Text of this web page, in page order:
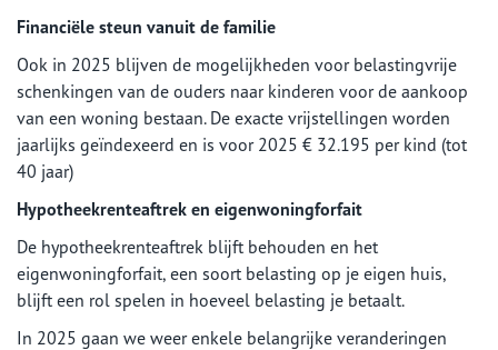
Financiële steun vanuit de familie
Ook in 2025 blijven de mogelijkheden voor belastingvrije
schenkingen van de ouders naar kinderen voor de aankoop
van een woning bestaan. De exacte vrijstellingen worden
jaarlijks geïndexeerd en is voor 2025 € 32.195 per kind (tot
40 jaar)
Hypotheekrenteaftrek en eigenwoningforfait
De hypotheekrenteaftrek blijft behouden en het
eigenwoningforfait, een soort belasting op je eigen huis,
blijft een rol spelen in hoeveel belasting je betaalt.
In 2025 gaan we weer enkele belangrijke veranderingen